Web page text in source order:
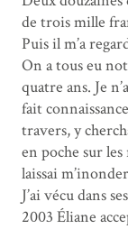
de trois mille
Puis il m’a
On a tous eu
quatre ans. Je
fait
travers, y
en poche sur les
laissai
J’ai vécu dans
2003 Éliane